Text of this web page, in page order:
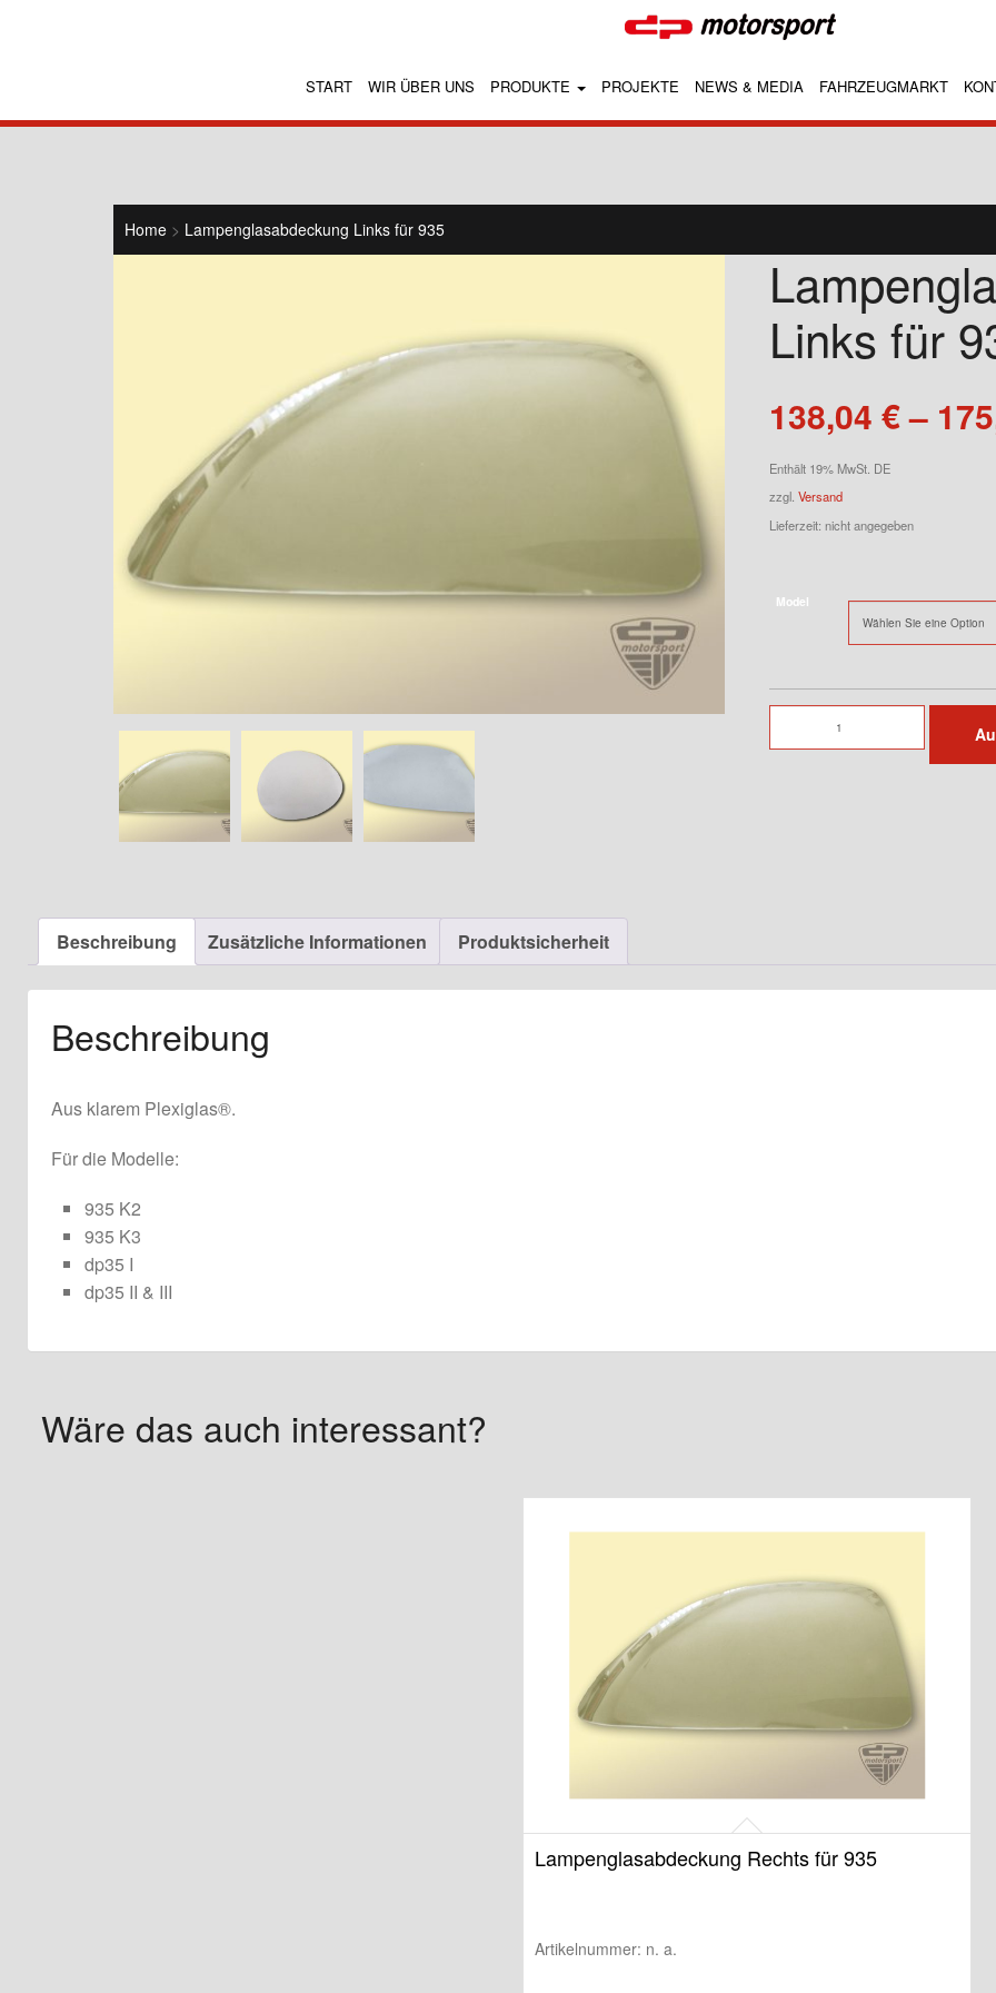
START WIR ÜBER UNS PRODUKTE PROJEKTE NEWS & MEDIA FAHRZEUGMARKT
Home > Lampenglasabdeckung Links für 935
Links für
138,04 €–
Enthält 19% MwSt. DE
zzgl. Versand
Lieferzeit: nicht angegeben
Model
Links
Beschreibung Zusätzliche Informationen Produktsicherheit
Beschreibung
Aus klarem Plexiglas®.
Für die Modelle:
935 K2
935 K3
dp35 I
dp35 II & III
Wäre das auch interessant?
Lampenglasabdeckung Rechts für 935
Artikelnummer: n. a.